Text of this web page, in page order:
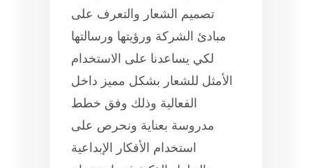
تصميم الشعار والتعرف على
مبادئ الشركة ورؤيتها ورسالتها
لكي يساعدنا على الاستخدام
الأمثل للشعار بشكل مميز داخل
الفعالية وذلك وفق خطط
مدروسة بعناية ونحرص على
استخدام الأفكار الإبداعية